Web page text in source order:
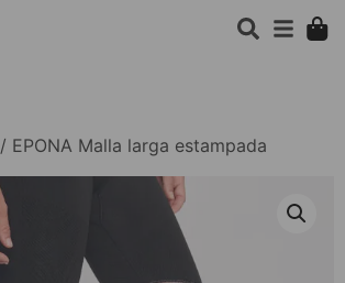
/ EPONA Malla larga estampada